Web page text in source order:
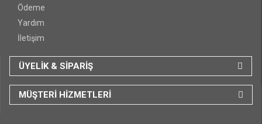
Ödeme
Yardım
İletişim
ÜYELİK & SİPARİŞ
MÜŞTERİ HİZMETLERİ